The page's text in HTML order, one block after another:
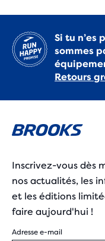
Si tu n’es
sommes
Retours
Inscrivez-vous dès
nos actualités, les
et les éditions
faire aujourd'hui !
Adresse e-mail